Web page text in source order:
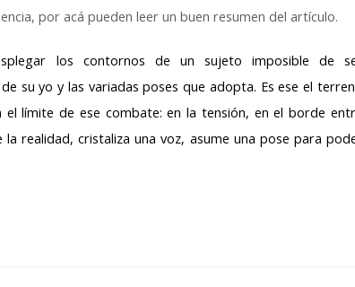
por acá pueden leer un buen resumen del artículo.
los contornos de un sujeto imposible de
su yo y las variadas poses que adopta. Es ese el
límite de ese combate: en la tensión, en el borde
realidad, cristaliza una voz, asume una pose para